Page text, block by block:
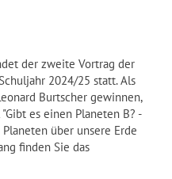
der zweite Vortrag der
2024/25 statt. Als
Burtscher gewinnen,
es einen Planeten B? -
über unsere Erde
finden Sie das